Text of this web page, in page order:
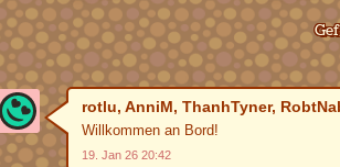
rotlu, AnniM, ThanhTyner,
Willkommen an Bord!
19. Jan 26 20:42